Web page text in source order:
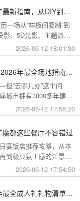
上海生日惊喜布置全攻略：2026年最新指南，从DIY到专业策划一站搞定
一场从“样板间复制”到
、5D光影、主题派对
日惊喜布置的2026年最
从惊喜创意到趋势解
2026-06-12 18:01:30
北京可以办生日会的地方大盘点！2026年最全场地指南，总有一款适合你
“去哪儿办”这个问
城市拥有3000多年建城
致的胡同四合院，也有
现代的潮人打卡地。无
满童趣的生日，这篇
找到答案！
2026-06-12 17:56:20
都这些餐厅不容错过
宴饭店推荐攻略，从本
到极具氛围感的江景私
，相信一定能解决你的
2026-06-12 17:54:50
成人礼一般准备什么礼物？2026年最全成人礼礼物清单：父母、长辈、朋友一篇搞定